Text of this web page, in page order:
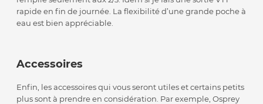
rapide en fin de journée. La flexibilité d’une grande poche à
eau est bien appréciable.
Accessoires
Enfin, les accessoires qui vous seront utiles et certains petits
plus sont à prendre en considération. Par exemple, Osprey